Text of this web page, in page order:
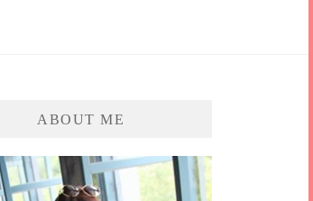
ABOUT ME